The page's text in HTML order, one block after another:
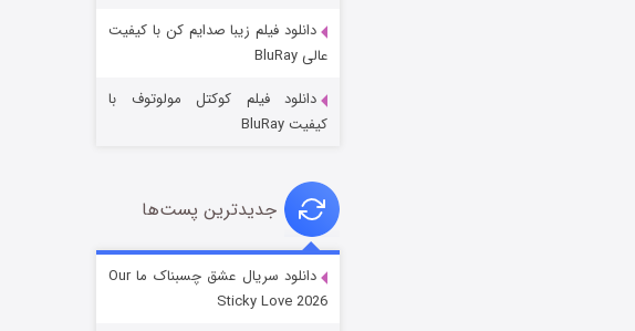
عملیات آپارتمان
دانلود فیلم زیبا صدایم کن با کیفیت
عالی BluRay
دانلود فیلم کوکتل مولوتوف با
کیفیت BluRay
جدیدترین پست‌ها
دانلود سریال عشق چسبناک ما Our
Sticky Love 2026